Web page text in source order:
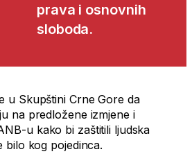
prava i osnovnih
sloboda.
u Skupštini Crne Gore da
na predložene izmjene i
u kako bi zaštitili ljudska
bilo kog pojedinca.